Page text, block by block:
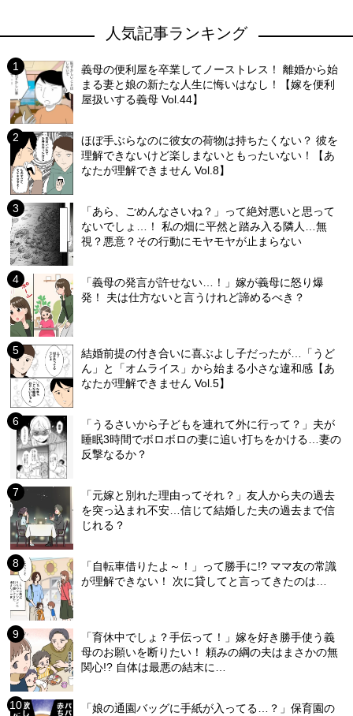
人気記事ランキング
義母の便利屋を卒業してノーストレス！ 離婚から始
まる妻と娘の新たな人生に悔いはなし！【嫁を便利
屋扱いする義母 Vol.44】
ほぼ手ぶらなのに彼女の荷物は持ちたくない？ 彼を
理解できないけど楽しまないともったいない！【あ
なたが理解できません Vol.8】
「あら、ごめんなさいね？」って絶対悪いと思って
ないでしょ…！ 私の畑に平然と踏み入る隣人…無
視？悪意？その行動にモヤモヤが止まらない
「義母の発言が許せない…！」嫁が義母に怒り爆
発！ 夫は仕方ないと言うけれど諦めるべき？
結婚前提の付き合いに喜ぶよし子だったが…「うど
ん」と「オムライス」から始まる小さな違和感【あ
なたが理解できません Vol.5】
「うるさいから子どもを連れて外に行って？」夫が
睡眠3時間でボロボロの妻に追い打ちをかける…妻の
反撃なるか？
「元嫁と別れた理由ってそれ？」友人から夫の過去
を突っ込まれ不安…信じて結婚した夫の過去まで信
じれる？
「自転車借りたよ～！」って勝手に!? ママ友の常識
が理解できない！ 次に貸してと言ってきたのは…
「育休中でしょ？手伝って！」嫁を好き勝手使う義
母のお願いを断りたい！ 頼みの綱の夫はまさかの無
関心!? 自体は最悪の結末に…
「娘の通園バッグに手紙が入ってる…？」保育園の